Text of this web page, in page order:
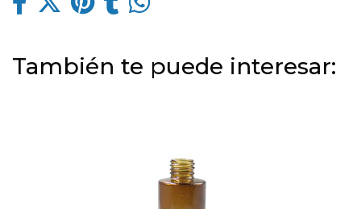
También te puede interesar: